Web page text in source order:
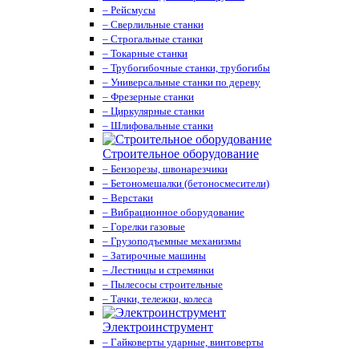
– Рейсмусы
– Сверлильные станки
– Строгальные станки
– Токарные станки
– Трубогибочные станки, трубогибы
– Универсальные станки по дереву
– Фрезерные станки
– Циркулярные станки
– Шлифовальные станки
Строительное оборудование
– Бензорезы, швонарезчики
– Бетономешалки (бетоносмесители)
– Верстаки
– Вибрационное оборудование
– Горелки газовые
– Грузоподъемные механизмы
– Затирочные машины
– Лестницы и стремянки
– Пылесосы строительные
– Тачки, тележки, колеса
Электроинструмент
– Гайковерты ударные, винтоверты